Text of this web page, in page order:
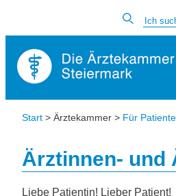
Start > Ärztekammer > Für
Ärztinnen- und
Liebe Patientin! Lieber Patient!